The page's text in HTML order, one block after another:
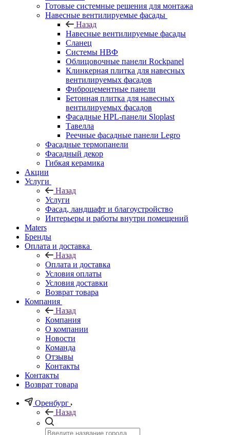
Готовые системные решения для монтажа
Навесные вентилируемые фасады
Назад
Навесные вентилируемые фасады
Сланец
Системы НВФ
Облицовочные панели Rockpanel
Клинкерная плитка для навесных
вентилируемых фасадов
Фиброцементные панели
Бетонная плитка для навесных
вентилируемых фасадов
Фасадные HPL-панели Sloplast
Тавелла
Реечные фасадные панели Legro
Фасадные термопанели
Фасадный декор
Гибкая керамика
Акции
Услуги
Назад
Услуги
Фасад, ландшафт и благоустройство
Интерьеры и работы внутри помещений
Maters
Бренды
Оплата и доставка
Назад
Оплата и доставка
Условия оплаты
Условия доставки
Возврат товара
Компания
Назад
Компания
О компании
Новости
Команда
Отзывы
Контакты
Контакты
Возврат товара
Оренбург
Назад